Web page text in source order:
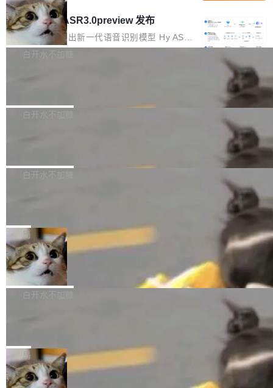
内涵与结构关联，导致开发者使用代码智能体在
理解大规模代码仓时面临显著"代码仓理解"瓶
颈。 代码仓深度理解服务（以下简称" CodeBas
e深度理解服务"）是华为云码道（CodeA...
移到B集群，王某都回复了"收到"。 他没有迁移
数据。2024年9月3日下午4点，他使用此前登录
的账号密码进入A集群，输入了一条被程序员圈
称为"删库跑路"的命令——最高管理员权限、无
自研的多个文生3D和...
的 Kimi K 系列和智谱的 GLM 都是长上下文、M
oE 架构的大模型，好用到让人上瘾，但 GPU 显
存永远不够用。 Cloudflare 的 Workers AI 团队
一直在跑这些模型的推理。他们在官方博客上发
整性保护。效果是：吞吐量提升 41%，每 token
腾讯混元 Hy ASR3.0preview 发布
腾讯混元正式推出新一代语音识别模型 Hy ASR
3.0preview。基于最新一代大语言模型 Hy3 的
让语音识别不再只是听清，而是真正听懂。通过
w 不要求标准普通话，方言识别覆盖粤语、吴语
白开水不加糖
新和少量网页兼容性修复版本。 Changes/fixe
容提供的字体时出现的几个问题 为避免音频加
质的最低采样率）的音频格式将被拒绝 修复了 C
SS 圆角虚线样式中可能存在的问题 如果表单中
的图像元素不在同一个子树中，则它们将不再关
联 加...
白开水不加糖
发布的 Release Notes，他利用 AI 工具（如 Co
最强的若干项。对于尚未正式发版的 PG 19，则
通过拉取过去一年内（从 PG 18 Beta1 时间点
至今）的所有 commit，同样交由 AI 分析提炼。
经过人工复核，准确度令人满意。这一方法也为
社区爱好者提供了高效跟踪新版本的思路。
白开水不加糖
维护工作一直与我的日常工作、家务、社交生活
和休闲娱乐竞争时间。" 这是 libexpat 维护者 S
ebastian Pipping 写在博客里的话。8 月 4 日，
他宣布了一个新消息：从 2026 年 8 月 1 日起，
他可以全职维护 libexpat 了，最长 6 个月。发
库之一。你的操作系统、浏览器、无数的基础设
施软件，很可能都在用它。而过去十年，维护它
的人一直在用业余...
局
Firefox 153.0.3 发布
Firefox 153.0.3 现已发布，具体更新内容如
下： New Smart Window 包含多项增强功能：
gi?id=2019042">Bug&nbsp;2019042</a>）</l
i> <li>现在，助手可以直接使用 Exa 的网络搜索
结果回答问题，而无需将问题转交给搜索引擎。
白开水不加糖
的 npm 包。项目的核心论点是：容器不适合 Ag
ent 计算。真正适合的，是 Isolate。 Cloudflare
工程师在这件事上没什么可谦虚的——他们用 W
局
OpenAI 公开邮件和聊天记录回应苹果